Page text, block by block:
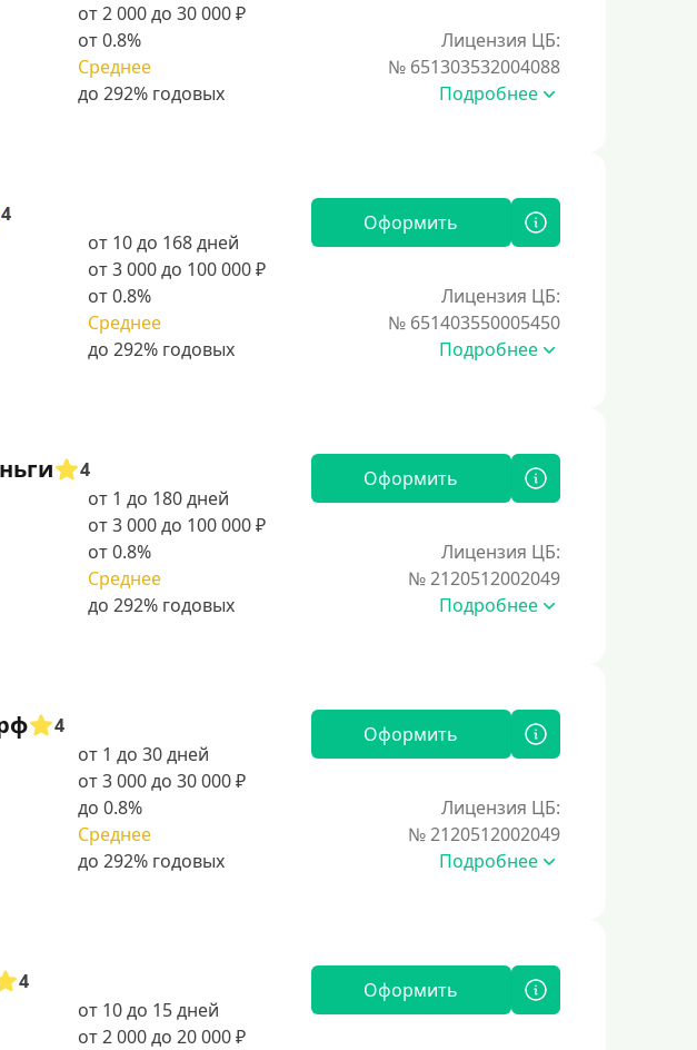
от 2 000 до 30 000 ₽
от 0.8%
Среднее
Лицензия ЦБ:
№ 651303532004088
Подробнее
4
от 10 до 168 дней
от 3 000 до 100 000 ₽
от 0.8%
Среднее
Оформить
Лицензия ЦБ:
№ 651403550005450
Подробнее
4
от 1 до 180 дней
от 3 000 до 100 000 ₽
от 0.8%
Среднее
Оформить
Лицензия ЦБ:
№ 2120512002049
Подробнее
4
от 1 до 30 дней
от 3 000 до 30 000 ₽
до 0.8%
Среднее
Оформить
Лицензия ЦБ:
№ 2120512002049
Подробнее
4
от 10 до 15 дней
от 2 000 до 20 000 ₽
Оформить